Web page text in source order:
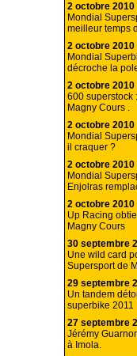
2 octobre 2010
Mondial
meilleur temps
2 octobre 2010
Mondial
décroche la
2 octobre 2010
600 superstock
Magny Cours .
2 octobre 2010
Mondial
il craquer ?
2 octobre 2010
Mondial
Enjolras
2 octobre 2010
Up Racing
Magny Cours
30 septembre
Une wild card
Supersport de
29 septembre
Un tandem
superbike 2011
27 septembre
Jérémy
à Imola.